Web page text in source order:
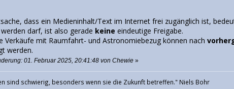
dass ein Medieninhalt/Text im Internet frei zugänglich ist,
darf, ist also gerade keine eindeutige Freigabe.
Verkäufe mit Raumfahrt- und Astronomiebezug können nach
werden.
01. Februar 2025, 20:41:48 von Chewie »
sind schwierig, besonders wenn sie die Zukunft betreffen." Niels Bohr